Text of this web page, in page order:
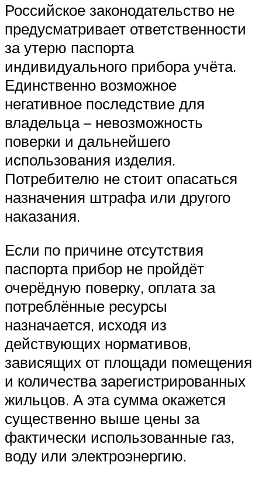
Российское законодательство не
предусматривает ответственности
за утерю паспорта
индивидуального прибора учёта.
Единственно возможное
негативное последствие для
владельца – невозможность
поверки и дальнейшего
использования изделия.
Потребителю не стоит опасаться
назначения штрафа или другого
наказания.
Если по причине отсутствия
паспорта прибор не пройдёт
очерёдную поверку, оплата за
потреблённые ресурсы
назначается, исходя из
действующих нормативов,
зависящих от площади помещения
и количества зарегистрированных
жильцов. А эта сумма окажется
существенно выше цены за
фактически использованные газ,
воду или электроэнергию.